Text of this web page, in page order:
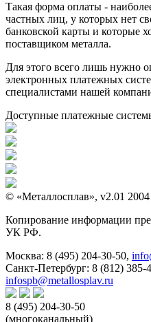
Такая форма оплаты -
частных лиц, у которых нет
банковской карты и которые
поставщиком металла.
Для этого всего лишь нужно
электронных платежных
специалистами нашей
Доступные платежные
© «Металлосплав», v2.01 2004
Копирование информации
УК РФ.
Москва: 8 (495) 204-30-50,
Санкт-Петербург: 8 (812) 385-
infospb@metallosplav.ru
8 (495) 204-30-50
(многоканальный)